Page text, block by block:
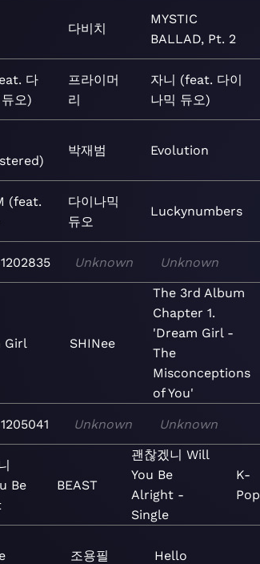
다비치
MYSTIC
BALLAD, Pt. 2
다
오)
프라이머
리
자니 (feat. 다이
나믹 듀오)
박재범 Evolution
(feat.
다이나믹
듀오
Luckynumbers
Unknown Unknown
Girl SHINee
The 3rd Album
Chapter 1.
'Dream Girl -
The
Misconceptions
of You'
Unknown Unknown
Be
BEAST
괜찮겠니 Will
You Be
Alright -
Single
K-
Pop
조용필 Hello